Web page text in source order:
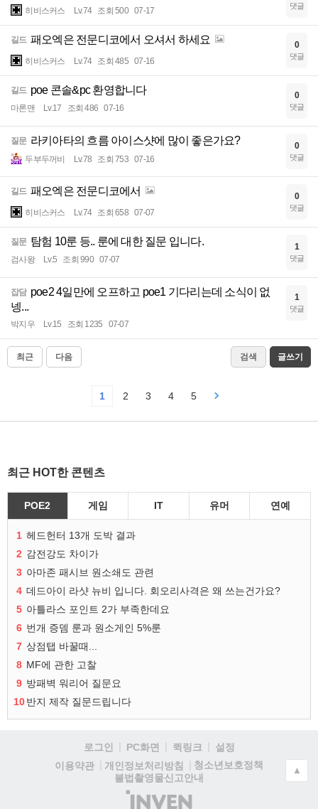
히비스커스 Lv.74 조회 500 07-17 댓글
길드 패오엑은 전문디코에서 오셔서 하세요
히비스커스 Lv.74 조회 485 07-16
0
댓글
길드 poe 콘솔&pc 환영합니다
마론맨 Lv.17 조회 486 07-16
0
댓글
질문 라키아타의 흐름 아이스샷에 많이 좋은가요?
두부두꺼비 Lv.78 조회 753 07-16
0
댓글
길드 패오엑은 전문디코에서
히비스커스 Lv.74 조회 658 07-07
0
댓글
질문 탐험 10룬 등.. 룬에 대한 질문 입니다.
검사왕 Lv.5 조회 990 07-07
1
댓글
잡담 poe2 4일만에 오프하고 poe1 기다리는데 소식이 없
넹...
박지우 Lv.15 조회 1235 07-07
1
댓글
최근 다음 검색 글쓰기
1 2 3 4 5
최근 HOT한 콘텐츠
POE2 게임 IT 유머 연예
1 헤드헌터 13개 도박 결과
2 감전강도 차이가
3 아마존 패시브 원소쇄도 관련
4 데드아이 라샷 뉴비 입니다. 회오리사격은 왜 쓰는건가요?
5 아틀라스 포인트 2가 부족한데요
6 번개 증뎀 룬과 원소게인 5%룬
7 상점탭 바꿀때...
8 MF에 관한 고찰
9 방패벽 워리어 질문요
10반지 제작 질문드립니다
로그인 PC화면 퀵링크
설정
이용약관
개인정보처리방침
청소년보호정책
불법촬영물신고안내
(주)
▲